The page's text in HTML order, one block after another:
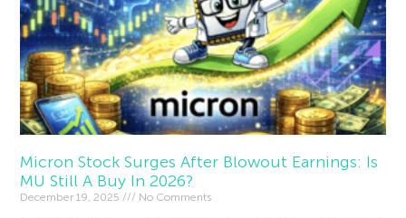
Micron Stock Surges After Blowout Earnings: Is
MU Still A Buy In 2026?
December 19, 2025 No Comments